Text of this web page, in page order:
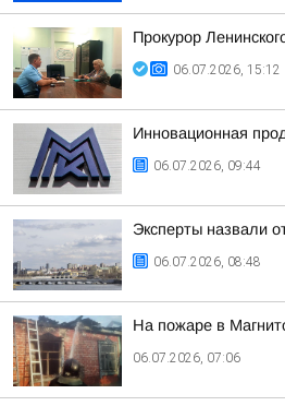
Прокурор
06.07.2026, 15:12
Инновационная
06.07.2026, 09:44
Эксперты назвали
06.07.2026, 08:48
На пожаре в
06.07.2026, 07:06